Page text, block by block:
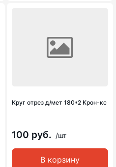
Круг отрез д/мет 180*2 Крон-кс
100 руб. /шт
В корзину